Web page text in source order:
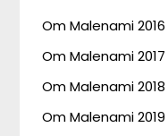
Om Malenami 2016
Om Malenami 2017
Om Malenami 2018
Om Malenami 2019